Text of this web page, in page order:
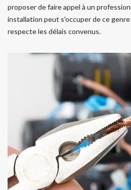
proposer de faire appel à un
installation peut s'occuper de ce
respecte les délais convenus.